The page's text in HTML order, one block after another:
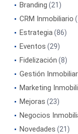
Branding (21)
CRM Inmobiliario
Estrategia(86)
Eventos (29)
Fidelización (8)
Gestión
Marketing
Mejoras (23)
Negocios
Novedades (21)